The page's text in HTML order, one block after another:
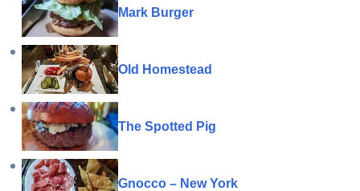
Mark Burger
Old Homestead
The Spotted Pig
Gnocco – New York